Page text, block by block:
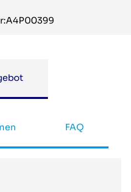
FAQ